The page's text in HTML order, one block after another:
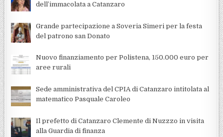
dell’immacolata a Catanzaro
Grande partecipazione a Soveria Simeri per la festa
del patrono san Donato
Nuovo finanziamento per Polistena, 150.000 euro per
aree rurali
Sede amministrativa del CPIA di Catanzaro intitolata al
matematico Pasquale Caroleo
Il prefetto di Catanzaro Clemente di Nuzzzo in visita
alla Guardia di finanza